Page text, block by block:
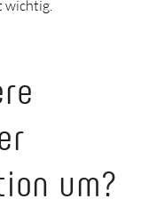
wichtig.
um?